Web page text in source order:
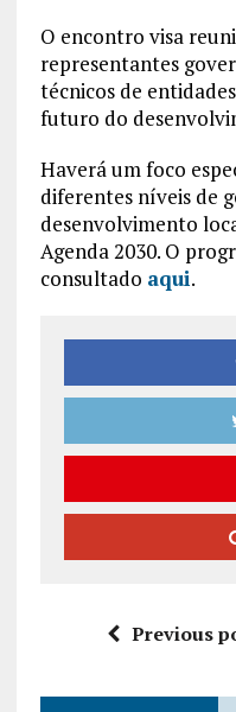
O encontro visa
representantes
técnicos de
futuro do
Haverá um foco
diferentes níveis de
desenvolvimento
Agenda 2030. O
consultado aqui.
Previous